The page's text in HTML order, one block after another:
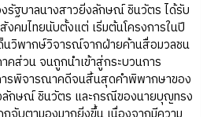
ฐบาลนางสาวยิ่งลักษณ์ ชินวัตร ได้รับ
งคมไทยนับตั้งแต่ เริ่มต้นโครงการในปี
นวิพากษ์วิจารณ์จากฝ่ายค้านสื่อมวลชน
ส่วน จนถูกนำเข้าสู่กระบวนการ
รพิจารณาคดีจนสิ้นสุดคำพิพากษาของ
กษณ์ ชินวัตร และกรณีของนายบุญทรง